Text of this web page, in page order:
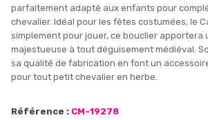
parfaitement adapté aux enfants pour
chevalier. Idéal pour les fêtes costumées, le
simplement pour jouer, ce bouclier apportera
majestueuse à tout déguisement médiéval.
sa qualité de fabrication en font un
pour tout petit chevalier en herbe.
Référence : CM-19278